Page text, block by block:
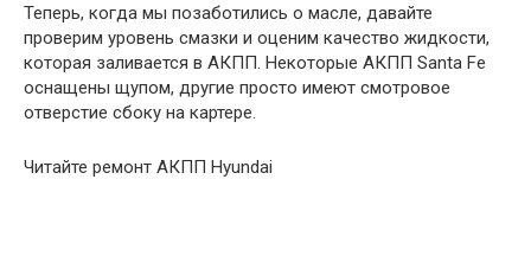
Теперь, когда мы позаботились о масле, давайте
проверим уровень смазки и оценим качество жидкости,
которая заливается в АКПП. Некоторые АКПП Santa Fe
оснащены щупом, другие просто имеют смотровое
отверстие сбоку на картере.
Читайте ремонт АКПП Hyundai